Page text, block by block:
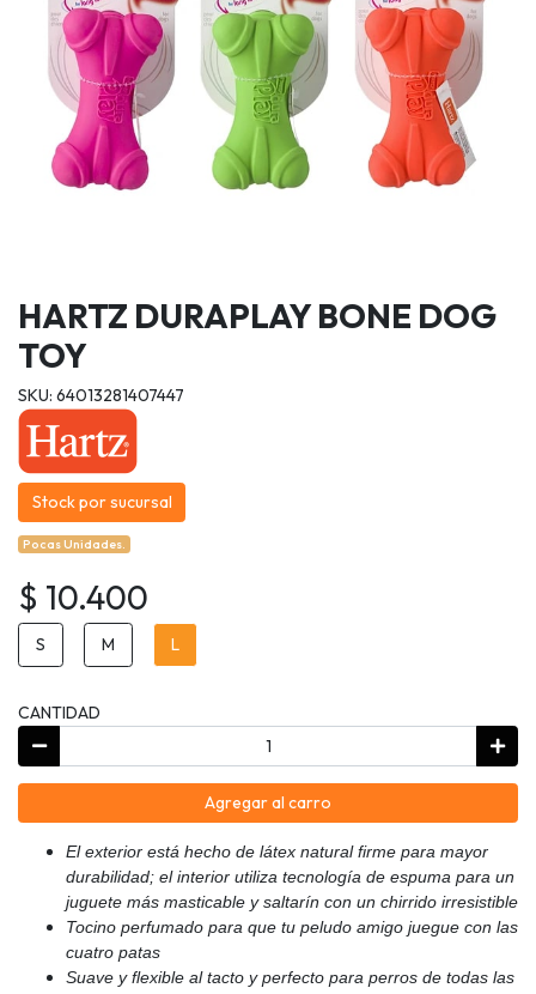
HARTZ DURAPLAY BONE DOG
TOY
SKU: 64013281407447
Stock por sucursal
Pocas Unidades.
$ 10.400
S M L
CANTIDAD
Agregar al carro
El exterior está hecho de látex natural firme para mayor
durabilidad; el interior utiliza tecnología de espuma para un
juguete más masticable y saltarín con un chirrido irresistible
Tocino perfumado para que tu peludo amigo juegue con las
cuatro patas
Suave y flexible al tacto y perfecto para perros de todas las